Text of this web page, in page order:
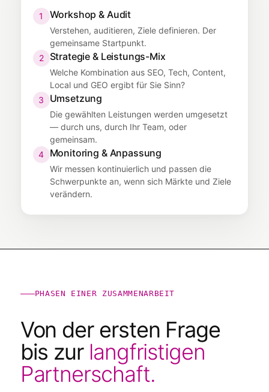
1 Workshop & Audit
Verstehen, auditieren, Ziele definieren. Der
gemeinsame Startpunkt.
2 Strategie & Leistungs-Mix
Welche Kombination aus SEO, Tech, Content,
Local und GEO ergibt für Sie Sinn?
3
Umsetzung
Die gewählten Leistungen werden umgesetzt
— durch uns, durch Ihr Team, oder
gemeinsam.
4 Monitoring & Anpassung
Wir messen kontinuierlich und passen die
Schwerpunkte an, wenn sich Märkte und Ziele
verändern.
PHASEN EINER ZUSAMMENARBEIT
Von der ersten Frage
bis zur langfristigen
Partnerschaft.